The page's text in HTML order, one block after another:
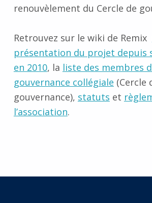
renouvèlement du Cercle de
Retrouvez sur le wiki de Remix
présentation du projet depuis
en 2010, la liste des membres
gouvernance collégiale (Cercle
gouvernance), statuts et
l’association.